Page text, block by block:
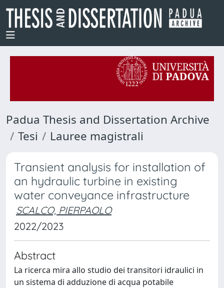
Padua Thesis and Dissertation Archive
Tesi
Lauree magistrali
Transient analysis for installation of
an hydraulic turbine in existing
water conveyance infrastructure
SCALCO, PIERPAOLO
2022/2023
Abstract
La ricerca mira allo studio dei transitori idraulici in
un sistema di adduzione di acqua potabile